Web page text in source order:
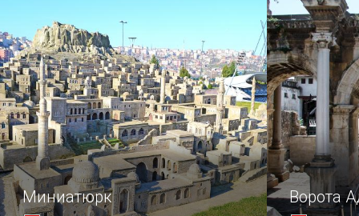
Миниатюрк Ворота